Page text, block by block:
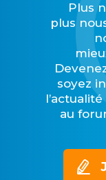
Plus
plus
soyez
au